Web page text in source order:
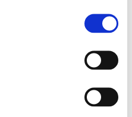
Passe på hinanden.
at smitten skal sprede sig
Og vi må desværre se i